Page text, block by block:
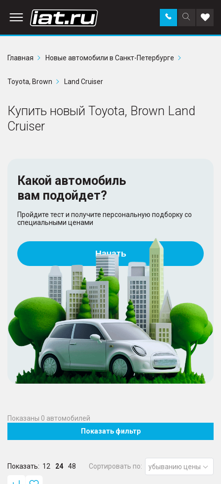
Поиск
по
Заказать
звонок в
Главная
Новые автомобили в Санкт-Петербурге
Toyota, Brown Land Cruiser
Купить новый Toyota, Brown Land
Cruiser
Какой автомобиль
вам подойдет?
Пройдите тест и получите персональную подборку со
специальными ценами
Начать
Показаны 0 автомобилей
Показать фильтр
Показать: 12 24 48 Сортировать по: убыванию цены